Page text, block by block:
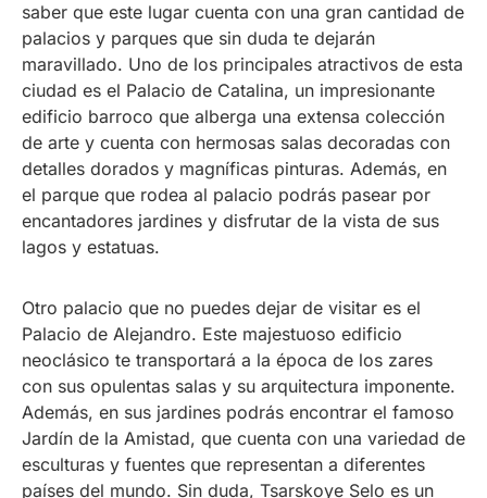
saber que este lugar cuenta con una gran cantidad de
palacios y parques que sin duda te dejarán
maravillado. Uno de los principales atractivos de esta
ciudad es el Palacio de Catalina, un impresionante
edificio barroco que alberga una extensa colección
de arte y cuenta con hermosas salas decoradas con
detalles dorados y magníficas pinturas. Además, en
el parque que rodea al palacio podrás pasear por
encantadores jardines y disfrutar de la vista de sus
lagos y estatuas.
Otro palacio que no puedes dejar de visitar es el
Palacio de Alejandro. Este majestuoso edificio
neoclásico te transportará a la época de los zares
con sus opulentas salas y su arquitectura imponente.
Además, en sus jardines podrás encontrar el famoso
Jardín de la Amistad, que cuenta con una variedad de
esculturas y fuentes que representan a diferentes
países del mundo. Sin duda, Tsarskoye Selo es un